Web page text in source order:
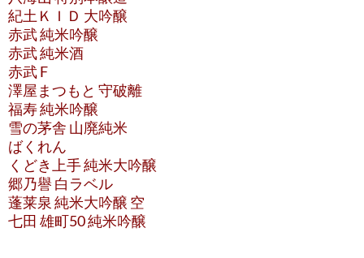
紀土ＫＩＤ 大吟醸
赤武 純米吟醸
赤武 純米酒
赤武 F
澤屋まつもと 守破離
福寿 純米吟醸
雪の茅舎 山廃純米
ばくれん
くどき上手 純米大吟醸
郷乃譽 白ラベル
蓬莱泉 純米大吟醸 空
七田 雄町50 純米吟醸